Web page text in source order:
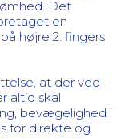
Det
en
højre 2. fingers
at der ved
altid skal
bevægelighed i
for direkte og